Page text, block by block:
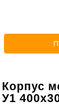
Корпус
У1